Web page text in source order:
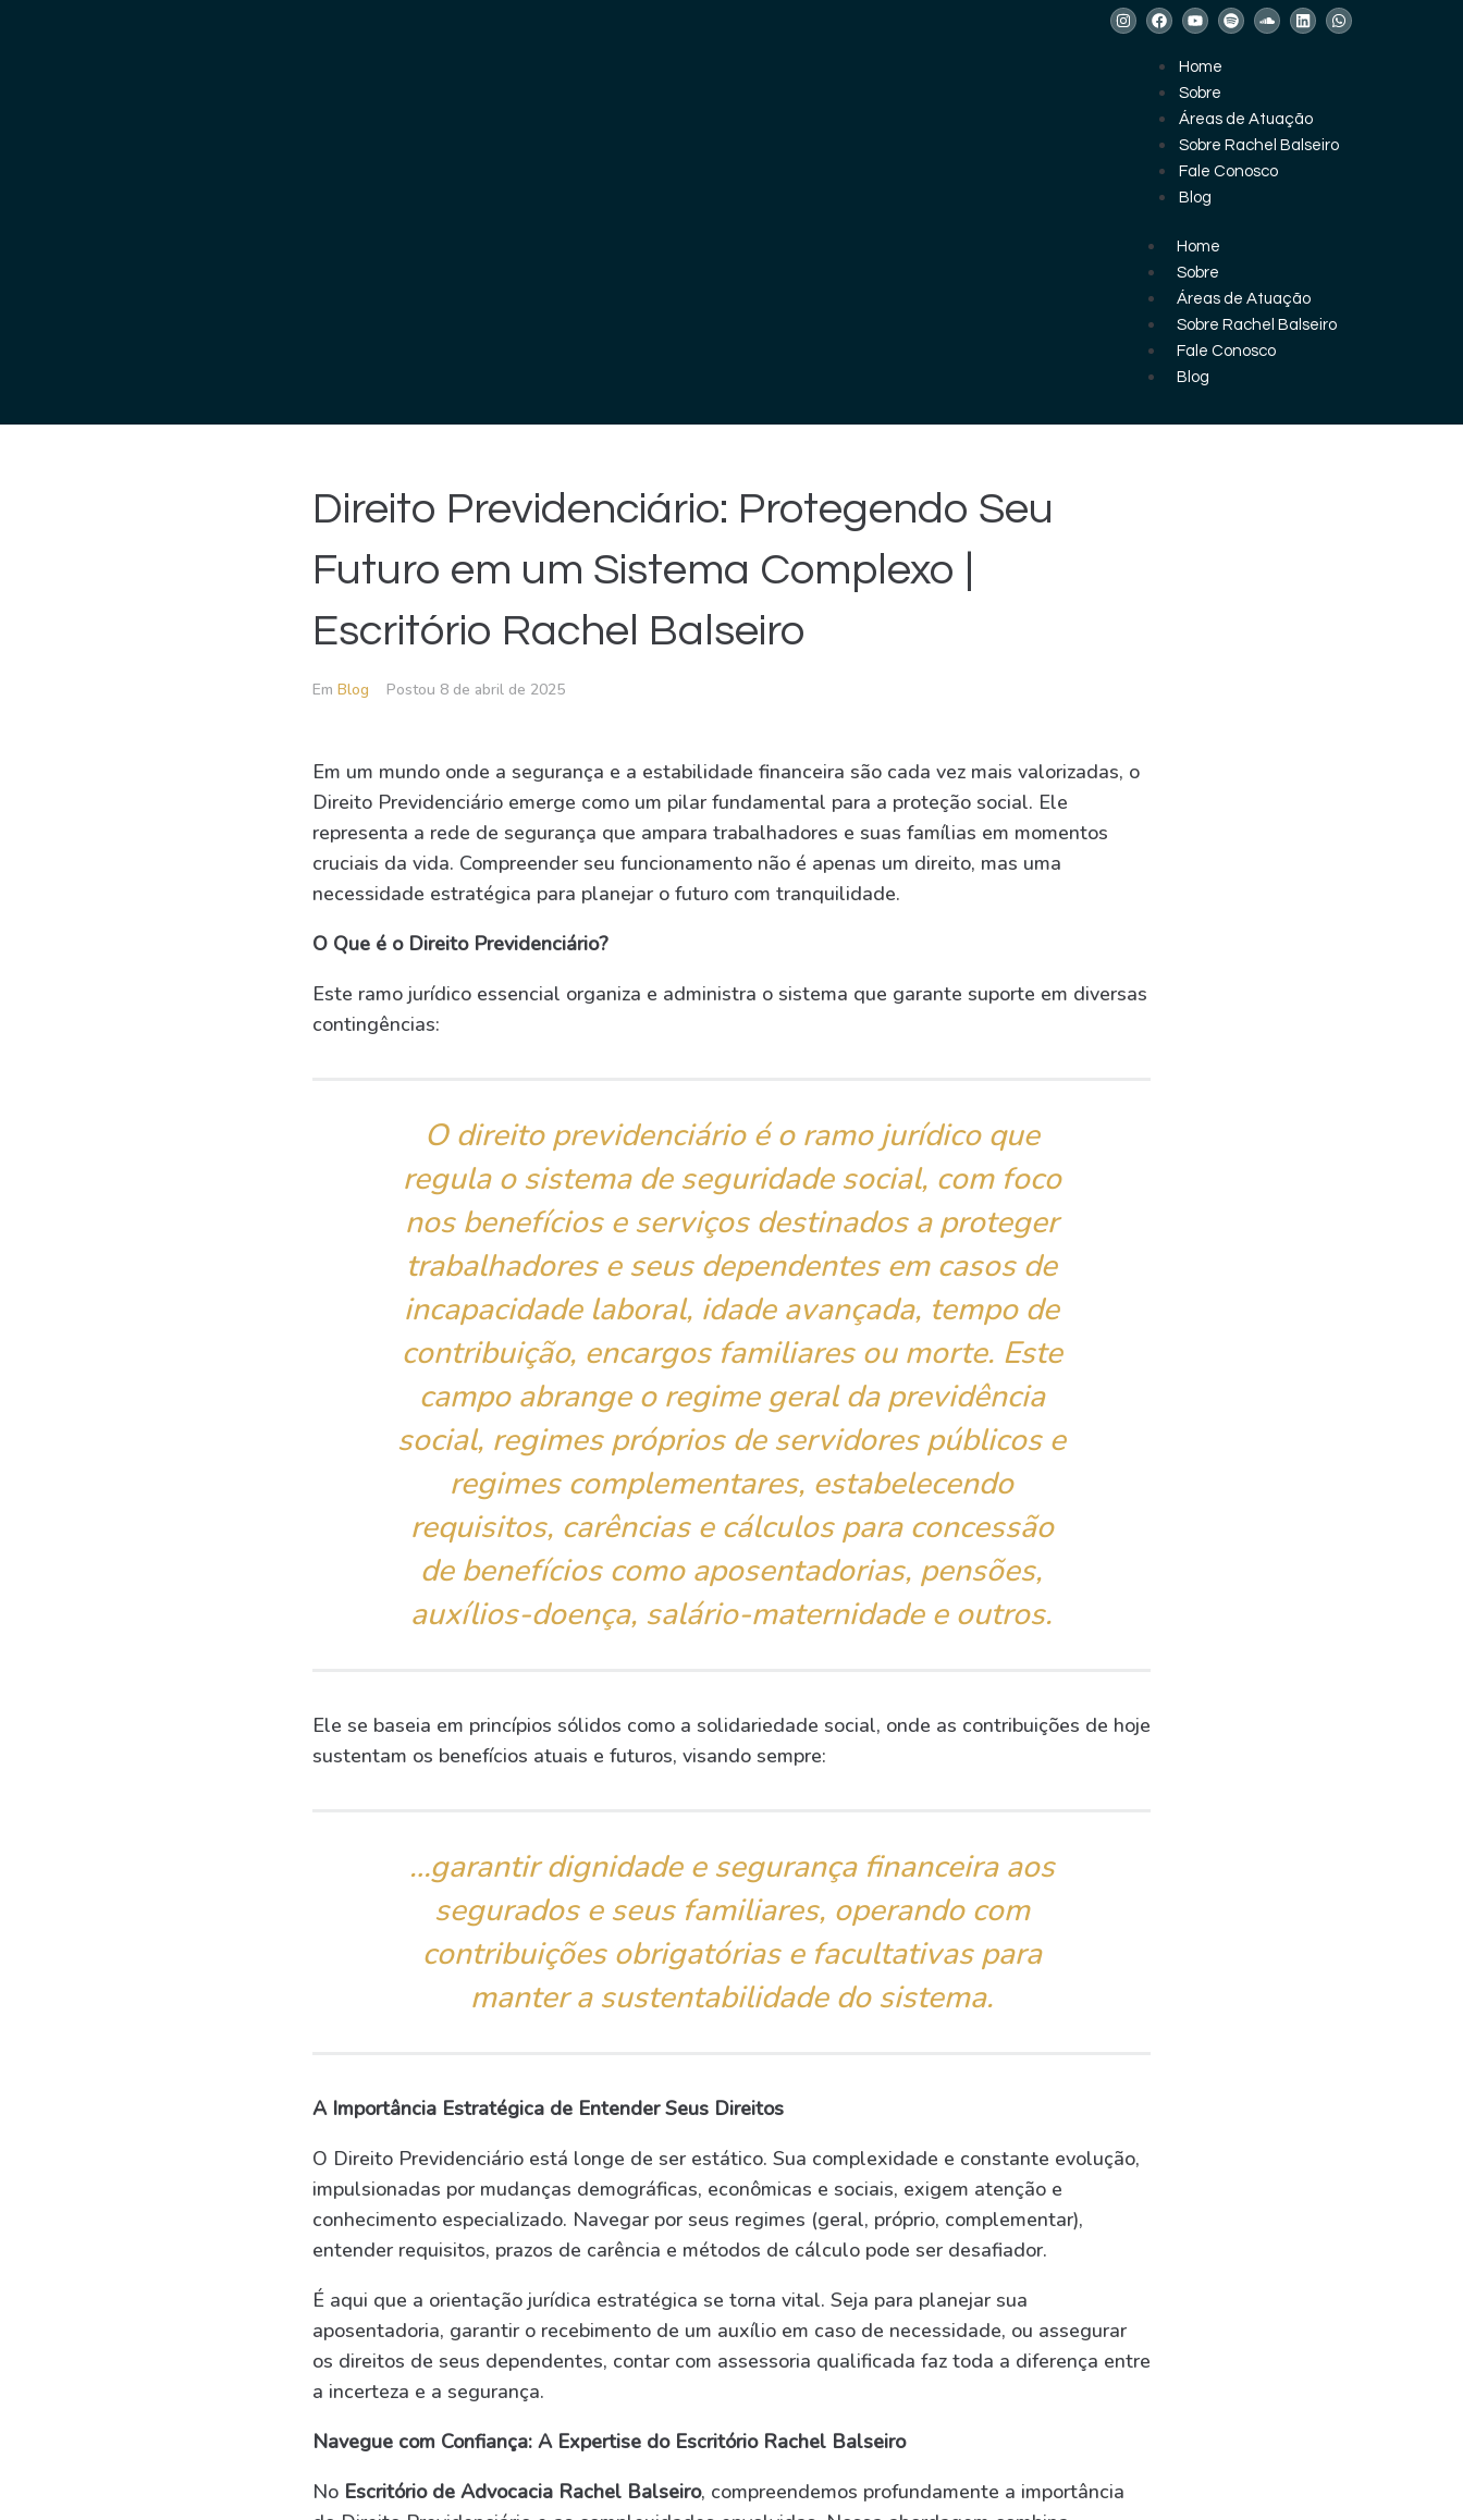
Home
Sobre
Áreas de Atuação
Sobre Rachel Balseiro
Fale Conosco
Blog
Home
Sobre
Áreas de Atuação
Sobre Rachel Balseiro
Fale Conosco
Blog
Direito Previdenciário: Protegendo Seu
Futuro em um Sistema Complexo |
Escritório Rachel Balseiro
Em Blog Postou 8 de abril de 2025
Em um mundo onde a segurança e a estabilidade financeira são cada vez mais valorizadas, o
Direito Previdenciário emerge como um pilar fundamental para a proteção social. Ele
representa a rede de segurança que ampara trabalhadores e suas famílias em momentos
cruciais da vida. Compreender seu funcionamento não é apenas um direito, mas uma
necessidade estratégica para planejar o futuro com tranquilidade.
O Que é o Direito Previdenciário?
Este ramo jurídico essencial organiza e administra o sistema que garante suporte em diversas
contingências:
O direito previdenciário é o ramo jurídico que
regula o sistema de seguridade social, com foco
nos benefícios e serviços destinados a proteger
trabalhadores e seus dependentes em casos de
incapacidade laboral, idade avançada, tempo de
contribuição, encargos familiares ou morte. Este
campo abrange o regime geral da previdência
social, regimes próprios de servidores públicos e
regimes complementares, estabelecendo
requisitos, carências e cálculos para concessão
de benefícios como aposentadorias, pensões,
auxílios-doença, salário-maternidade e outros.
Ele se baseia em princípios sólidos como a solidariedade social, onde as contribuições de hoje
sustentam os benefícios atuais e futuros, visando sempre:
…garantir dignidade e segurança financeira aos
segurados e seus familiares, operando com
contribuições obrigatórias e facultativas para
manter a sustentabilidade do sistema.
A Importância Estratégica de Entender Seus Direitos
O Direito Previdenciário está longe de ser estático. Sua complexidade e constante evolução,
impulsionadas por mudanças demográficas, econômicas e sociais, exigem atenção e
conhecimento especializado. Navegar por seus regimes (geral, próprio, complementar),
entender requisitos, prazos de carência e métodos de cálculo pode ser desafiador.
É aqui que a orientação jurídica estratégica se torna vital. Seja para planejar sua
aposentadoria, garantir o recebimento de um auxílio em caso de necessidade, ou assegurar
os direitos de seus dependentes, contar com assessoria qualificada faz toda a diferença entre
a incerteza e a segurança.
Navegue com Confiança: A Expertise do Escritório Rachel Balseiro
No Escritório de Advocacia Rachel Balseiro, compreendemos profundamente a importância